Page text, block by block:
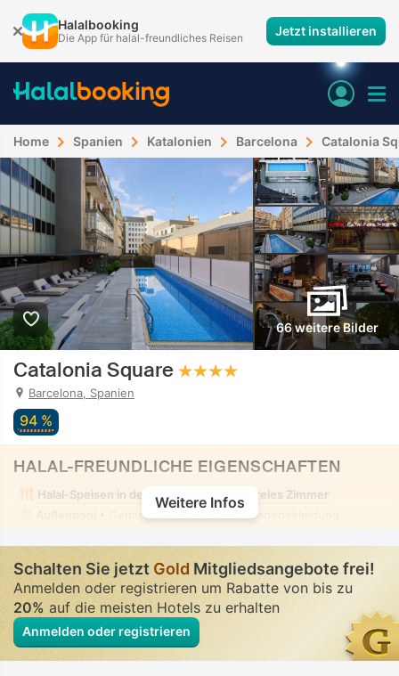
Halalbooking
Die App für halal-freundliches Reisen Jetzt installieren
Home Spanien Katalonien Barcelona Catalonia
66 weitere Bilder
Catalonia Square
Barcelona, Spanien
94 %
HALAL-FREUNDLICHE EIGENSCHAFTEN
Halal-Speisen in der Nähe
Alkoholfreies Zimmer
• Gemischt • Bescheidene Badebekleidung
Weitere Infos
Schalten Sie jetztGold Mitgliedsangebote frei!
Anmelden oder registrieren um Rabatte von bis zu
20%auf die meisten Hotels zu erhalten
Anmelden oder registrieren